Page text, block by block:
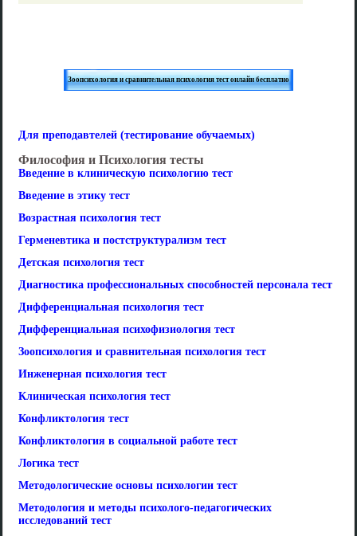
Зоопсихология и сравнительная психология тест онлайн бесплатно
Для преподавтелей (тестирование обучаемых)
Философия и Психология тесты
Введение в клиническую психологию тест
Введение в этику тест
Возрастная психология тест
Герменевтика и постструктурализм тест
Детская психология тест
Диагностика профессиональных способностей персонала тест
Дифференциальная психология тест
Дифференциальная психофизиология тест
Зоопсихология и сравнительная психология тест
Инженерная психология тест
Клиническая психология тест
Конфликтология тест
Конфликтология в социальной работе тест
Логика тест
Методологические основы психологии тест
Методология и методы психолого-педагогических
исследований тест